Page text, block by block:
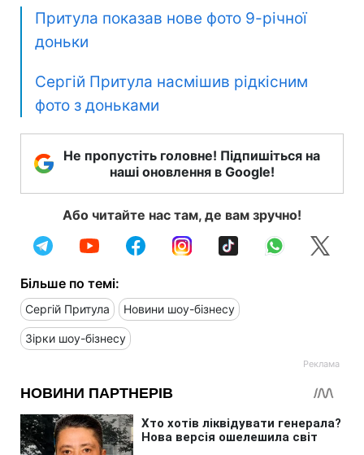
Притула показав нове фото 9-річної
доньки
Сергій Притула насмішив рідкісним
фото з доньками
Не пропустіть головне! Підпишіться на
наші оновлення в Google!
Або читайте нас там, де вам зручно!
Більше по темі:
Сергій Притула Новини шоу-бізнесу
Зірки шоу-бізнесу